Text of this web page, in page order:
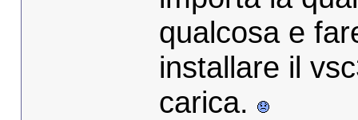
qualcosa e
installare il
carica.